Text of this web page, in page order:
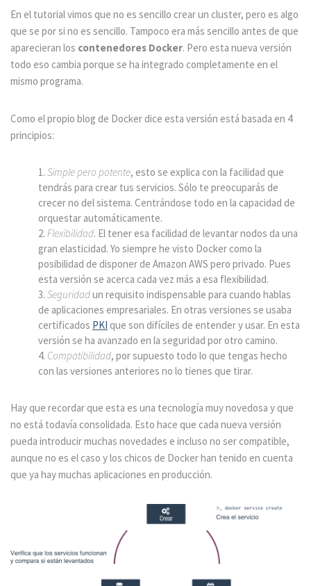
En el tutorial vimos que no es sencillo crear un cluster, pero es algo
que se por si no es sencillo. Tampoco era más sencillo antes de que
aparecieran los contenedores Docker. Pero esta nueva versión
todo eso cambia porque se ha integrado completamente en el
mismo programa.
Como el propio blog de Docker dice esta versión está basada en 4
principios:
Simple pero potente, esto se explica con la facilidad que
tendrás para crear tus servicios. Sólo te preocuparás de
crecer no del sistema. Centrándose todo en la capacidad de
orquestar automáticamente.
Flexibilidad. El tener esa facilidad de levantar nodos da una
gran elasticidad. Yo siempre he visto Docker como la
posibilidad de disponer de Amazon AWS pero privado. Pues
esta versión se acerca cada vez más a esa flexibilidad.
Seguridadun requisito indispensable para cuando hablas
de aplicaciones empresariales. En otras versiones se usaba
certificados PKI que son difíciles de entender y usar. En esta
versión se ha avanzado en la seguridad por otro camino.
Compatibilidad, por supuesto todo lo que tengas hecho
con las versiones anteriores no lo tienes que tirar.
Hay que recordar que esta es una tecnología muy novedosa y que
no está todavía consolidada. Esto hace que cada nueva versión
pueda introducir muchas novedades e incluso no ser compatible,
aunque no es el caso y los chicos de Docker han tenido en cuenta
que ya hay muchas aplicaciones en producción.